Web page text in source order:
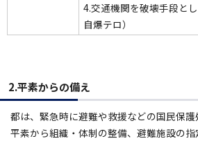
4.交通機関を破壊手段と
自爆テロ）
2.平素からの備え
都は、緊急時に避難や救援などの国民保護
平素から組織・体制の整備、避難施設の